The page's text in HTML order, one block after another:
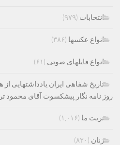
انتخابات (۹۷۹)
انواع عکسها (۳۸۶)
انواع فایلهای صوتی (۶۱)
تاریخ شفاهی ایران یادداشتهایی
روز نامه نگار پیشکسوت آقای محمود
تربت ما (۱,۰۱۶)
زنان (۸۲۰)